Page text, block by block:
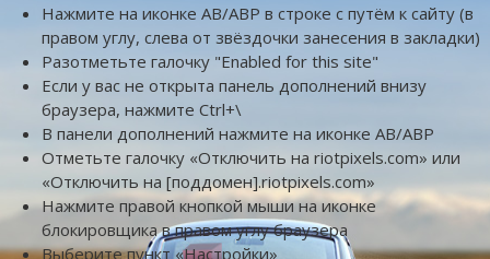
Нажмите на иконке AB/ABP в строке с путём к сайту (в
правом углу, слева от звёздочки занесения в закладки)
Разотметьте галочку "Enabled for this site"
Если у вас не открыта панель дополнений внизу
браузера, нажмите Ctrl+\
В панели дополнений нажмите на иконке AB/ABP
Отметьте галочку «Отключить на riotpixels.com» или
«Отключить на [поддомен].riotpixels.com»
Нажмите правой кнопкой мыши на иконке
блокировщика в правом углу браузера
Выберите пункт «Настройки»